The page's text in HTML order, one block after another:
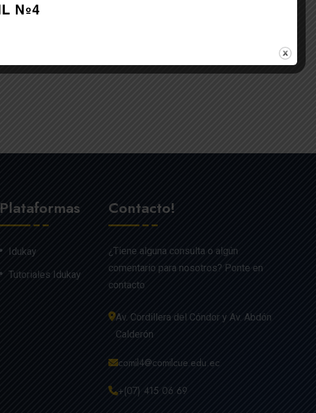
Plataformas
Idukay
Tutoriales Idukay
Contacto!
¿Tiene alguna consulta o algún
comentario para nosotros? Ponte en
contacto
Av. Cordillera del Cóndor y Av. Abdón
Calderón
comil4@comilcue.edu.ec
+(07) 415 06 69